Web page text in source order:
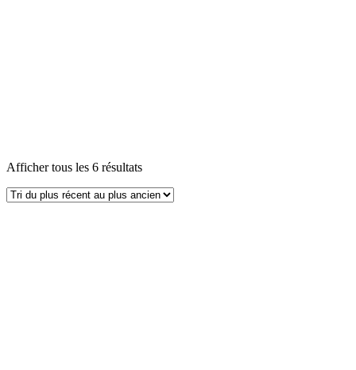
Afficher tous les 6 résultats